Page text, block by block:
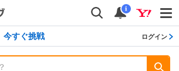
検索
通知
i
すぐ挑戦 ログイン